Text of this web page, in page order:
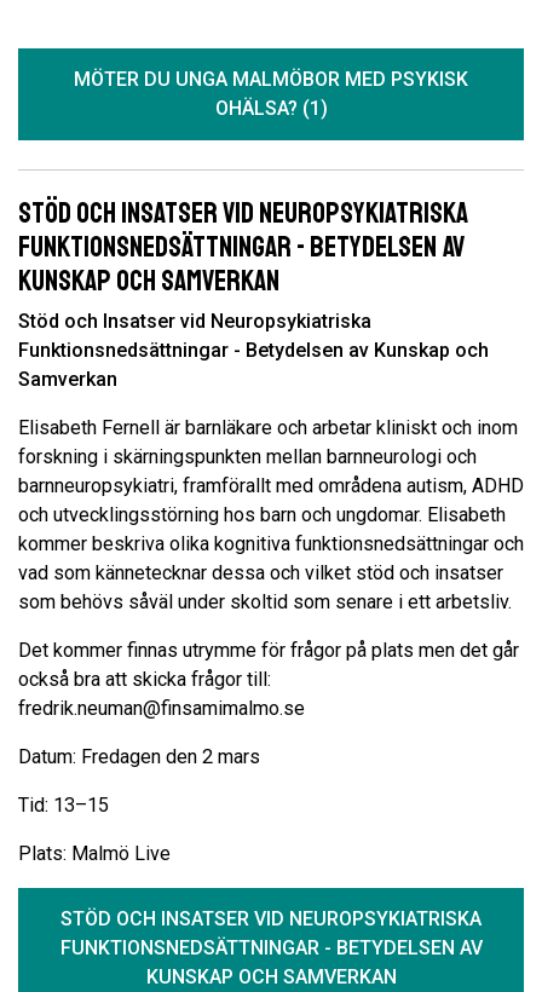
MÖTER DU UNGA MALMÖBOR MED PSYKISK
OHÄLSA? (1)
Stöd och Insatser vid Neuropsykiatriska
Funktionsnedsättningar - Betydelsen av
Kunskap och Samverkan
Stöd och Insatser vid Neuropsykiatriska
Funktionsnedsättningar - Betydelsen av Kunskap och
Samverkan
Elisabeth Fernell är barnläkare och arbetar kliniskt och inom
forskning i skärningspunkten mellan barnneurologi och
barnneuropsykiatri, framförallt med områdena autism, ADHD
och utvecklingsstörning hos barn och ungdomar. Elisabeth
kommer beskriva olika kognitiva funktionsnedsättningar och
vad som kännetecknar dessa och vilket stöd och insatser
som behövs såväl under skoltid som senare i ett arbetsliv.
Det kommer finnas utrymme för frågor på plats men det går
också bra att skicka frågor till:
fredrik.neuman@finsamimalmo.se
Datum: Fredagen den 2 mars
Tid: 13–15
Plats: Malmö Live
STÖD OCH INSATSER VID NEUROPSYKIATRISKA
FUNKTIONSNEDSÄTTNINGAR - BETYDELSEN AV
KUNSKAP OCH SAMVERKAN